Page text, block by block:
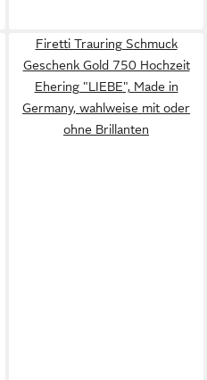
Firetti Trauring Schmuck
Geschenk Gold 750 Hochzeit
Ehering "LIEBE", Made in
Germany, wahlweise mit oder
ohne Brillanten